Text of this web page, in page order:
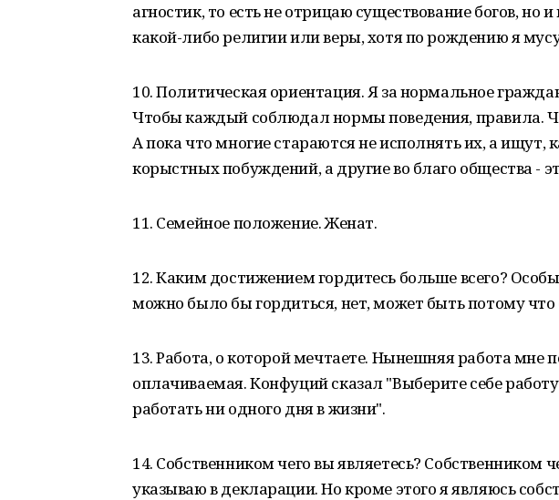
агностик, то есть не отрицаю существование богов, но
какой-либо религии или веры, хотя по рождению я
10. Политическая ориентация. Я за нормальное
Чтобы каждый соблюдал нормы поведения, правила.
А пока что многие стараются не исполнять их, а ищут,
корыстных побуждений, а другие во благо общества -
11. Семейное положение. Женат.
12. Каким достижением гордитесь больше всего?
можно было бы гордиться, нет, может быть потому что
13. Работа, о которой мечтаете. Нынешняя работа мне
оплачиваемая. Конфуций сказал "Выберите себе
работать ни одного дня в жизни".
14. Собственником чего вы являетесь? Собственником
указываю в декларации. Но кроме этого я являюсь